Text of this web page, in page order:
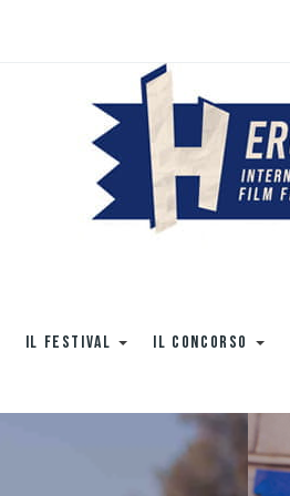
IL FESTIVAL IL CONCORSO